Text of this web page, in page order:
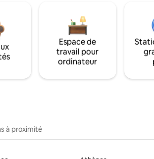
Espace de
travail pour
ordinateur
à proximité